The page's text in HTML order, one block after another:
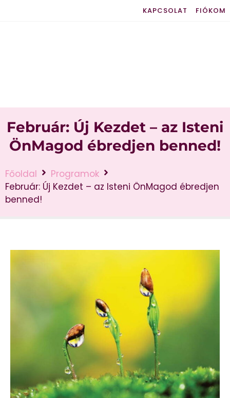
KAPCSOLAT FIÓKOM
Február: Új Kezdet – az Isteni
ÖnMagod ébredjen benned!
Főoldal
Programok
Február: Új Kezdet – az Isteni ÖnMagod ébredjen
benned!